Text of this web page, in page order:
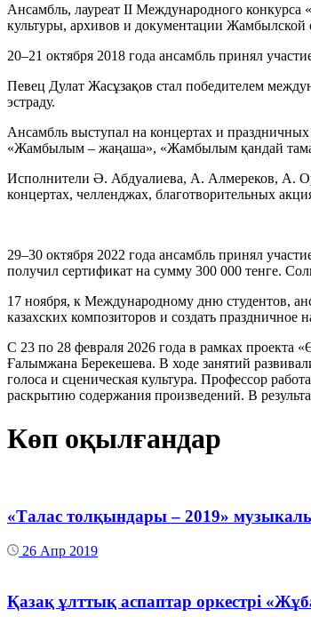
Ансамбль, лауреат II Международного конкурса
культуры, архивов и документации Жамбылской
20–21 октября 2018 года ансамбль принял
Певец Дулат Жасұзақов стал победителем
эстраду.
Ансамбль выступал на концертах и
«Жамбылым – жаңаша», «Жамбылым қандай
Исполнители Ә. Абдуалиева, А. Алмереков, А.
концертах, челленджах, благотворительных
29–30 октября 2022 года ансамбль принял
получил сертификат на сумму 300 000 тенге.
17 ноября, к Международному дню студентов,
казахских композиторов и создать праздничное
С 23 по 28 февраля 2026 года в рамках проекта
Ғалымжана Берекешева. В ходе занятий
голоса и сценическая культура. Профессор
раскрытию содержания произведений. В
Көп оқылғандар
«Талас толқындары – 2019»
26 Апр 2019
Қазақ ұлттық аспаптар оркестрі